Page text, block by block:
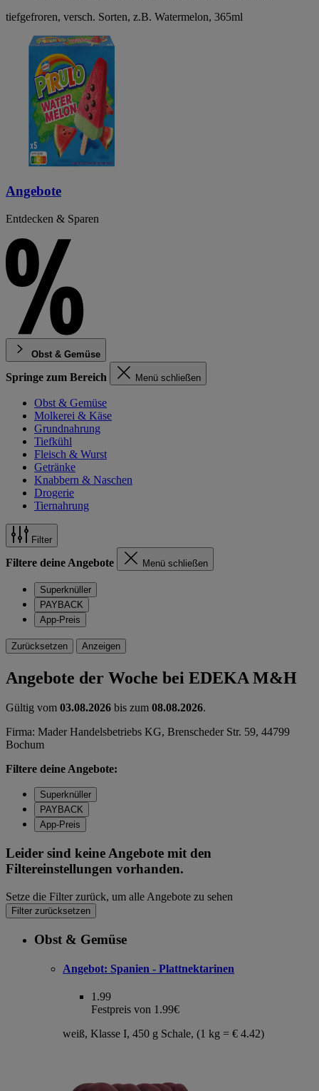
tiefgefroren, versch. Sorten, z.B. Watermelon, 365ml
Angebote
Entdecken & Sparen
Obst & Gemüse
Springe zum Bereich Menü schließen
Obst & Gemüse
Molkerei & Käse
Grundnahrung
Tiefkühl
Fleisch & Wurst
Getränke
Knabbern & Naschen
Drogerie
Tiernahrung
Filter
Filtere deine Angebote Menü schließen
Superknüller
PAYBACK
App-Preis
Zurücksetzen Anzeigen
Angebote der Woche bei EDEKA M&H
Gültig vom 03.08.2026 bis zum 08.08.2026.
Firma: Mader Handelsbetriebs KG, Brenscheder Str. 59, 44799
Bochum
Filtere deine Angebote:
Superknüller
PAYBACK
App-Preis
Leider sind keine Angebote mit den
Filtereinstellungen vorhanden.
Setze die Filter zurück, um alle Angebote zu sehen
Filter zurücksetzen
Obst & Gemüse
Angebot: Spanien - Plattnektarinen
1.99
Festpreis von 1.99€
weiß, Klasse I, 450 g Schale, (1 kg = € 4.42)